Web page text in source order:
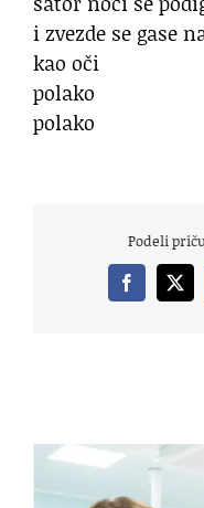
i zvezde se gase
kao oči
polako
polako
Podeli
Facebook
X